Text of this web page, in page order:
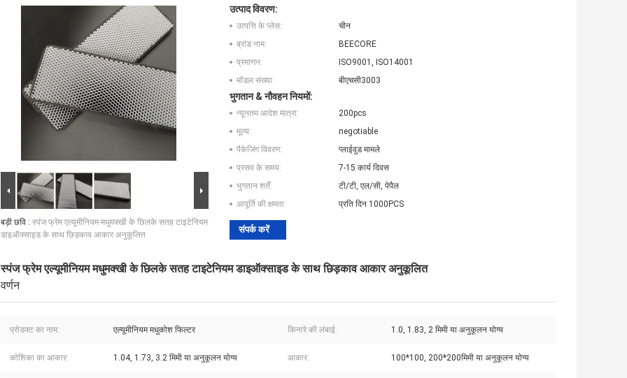
बड़ी छवि : स्पंज फ्रेम एल्यूमीनियम मधुमक्खी के छिलके सतह टाइटेनियम
डाइऑक्साइड के साथ छिड़काव आकार अनुकूलित
उत्पाद विवरण:
उत्पत्ति के प्लेस:
चीन
ब्रांड नाम:
BEECORE
प्रमाणन:
ISO9001, ISO14001
मॉडल संख्या:
बीएचसी3003
भुगतान & नौवहन नियमों:
न्यूनतम आदेश मात्रा:
200pcs
मूल्य:
negotiable
पैकेजिंग विवरण:
प्लाईवुड मामले
प्रसव के समय:
7-15 कार्य दिवस
भुगतान शर्तें:
टी/टी, एल/सी, पेपैल
आपूर्ति की क्षमता:
प्रति दिन 1000PCS
संपर्क करें
स्पंज फ्रेम एल्यूमीनियम मधुमक्खी के छिलके सतह टाइटेनियम डाइऑक्साइड के साथ छिड़काव आकार अनुकूलित
वर्णन
प्रोडक्ट का नाम: एल्यूमीनियम मधुकोश फिल्टर किनारे की लंबाई: 1.0, 1.83, 2 मिमी या अनुकूलन योग्य
कोशिका का आकार: 1.04, 1.73, 3.2 मिमी या अनुकूलन योग्य आकार: 100*100, 200*200मिमी या अनुकूलन योग्य